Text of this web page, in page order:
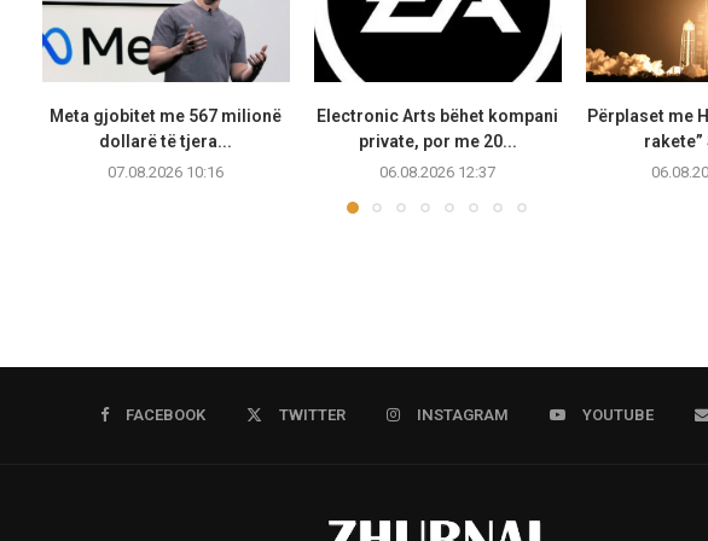
Meta gjobitet me 567 milionë
dollarë të tjera...
07.08.2026 10:16
Electronic Arts bëhet kompani
private, por me 20...
06.08.2026 12:37
Përplaset me
rakete”
FACEBOOK TWITTER INSTAGRAM YOUTUBE